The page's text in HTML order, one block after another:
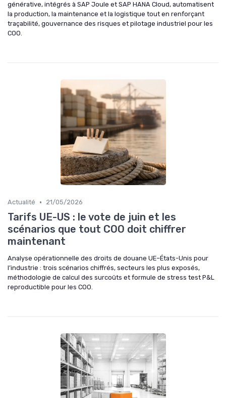
générative, intégrés à SAP Joule et SAP HANA Cloud, automatisent
la production, la maintenance et la logistique tout en renforçant
traçabilité, gouvernance des risques et pilotage industriel pour les
COO.
Actualité • 21/05/2026
Tarifs UE-US : le vote de juin et les
scénarios que tout COO doit chiffrer
maintenant
Analyse opérationnelle des droits de douane UE–États-Unis pour
l’industrie : trois scénarios chiffrés, secteurs les plus exposés,
méthodologie de calcul des surcoûts et formule de stress test P&L
reproductible pour les COO.